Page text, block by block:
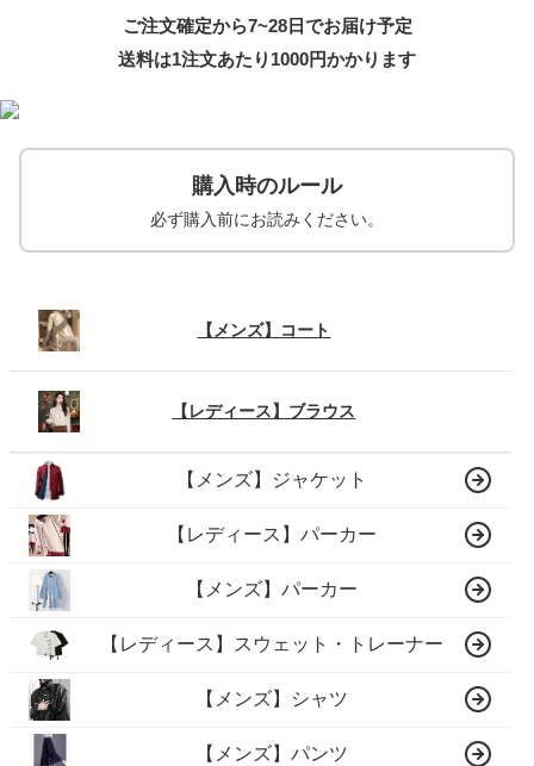
ご注文確定から7~28日でお届け予定
送料は1注文あたり 1000円かかります
購入時のルール
必ず購入前にお読みください。
【メンズ】コート
【レディース】ブラウス
【メンズ】ジャケット
【レディース】パーカー
【メンズ】パーカー
【レディース】スウェット・トレーナー
【メンズ】シャツ
【メンズ】パンツ